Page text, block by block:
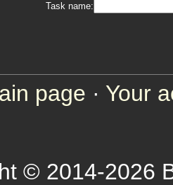
Task name:
page · Your
© 2014-2026